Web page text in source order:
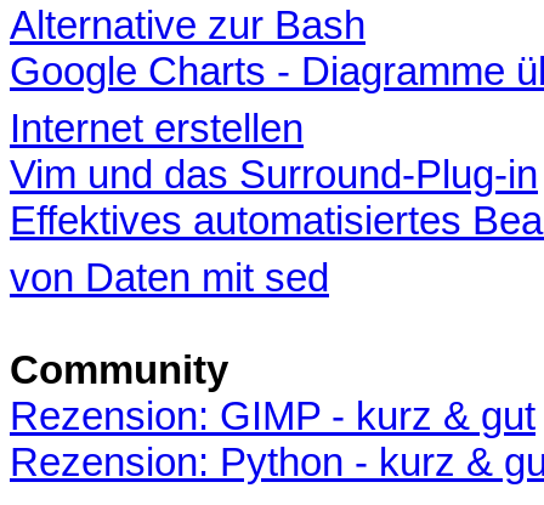
Alternative zur Bash
Google Charts - Diagramme
Internet erstellen
Vim und das Surround-Plug-in
Effektives automatisiertes
von Daten mit sed
Community
Rezension: GIMP - kurz & gut
Rezension: Python - kurz &